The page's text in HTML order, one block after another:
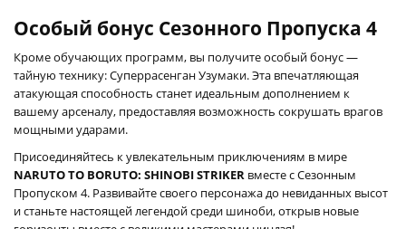
Особый бонус Сезонного Пропуска 4
Кроме обучающих программ, вы получите особый бонус —
тайную технику: Суперрасенган Узумаки. Эта впечатляющая
атакующая способность станет идеальным дополнением к
вашему арсеналу, предоставляя возможность сокрушать врагов
мощными ударами.
Присоединяйтесь к увлекательным приключениям в мире
NARUTO TO BORUTO: SHINOBI STRIKER вместе с Сезонным
Пропуском 4. Развивайте своего персонажа до невиданных высот
и станьте настоящей легендой среди шиноби, открыв новые